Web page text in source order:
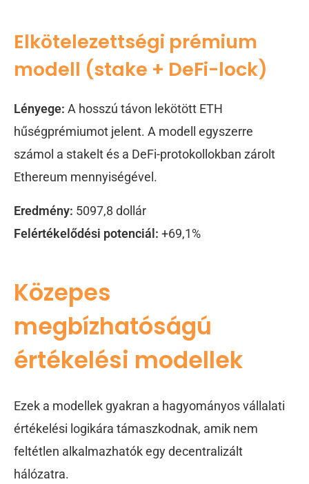
Elkötelezettségi prémium
modell (stake + DeFi-lock)
Lényege: A hosszú távon lekötött ETH
hűségprémiumot jelent. A modell egyszerre
számol a stakelt és a DeFi-protokollokban zárolt
Ethereum mennyiségével.
Eredmény: 5097,8 dollár
Felértékelődési potenciál: +69,1%
Közepes
megbízhatóságú
értékelési modellek
Ezek a modellek gyakran a hagyományos vállalati
értékelési logikára támaszkodnak, amik nem
feltétlen alkalmazhatók egy decentralizált
hálózatra.